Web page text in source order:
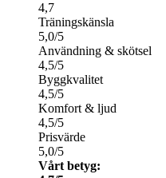
4,7
Träningskänsla
5,0/5
Användning & skötsel
4,5/5
Byggkvalitet
4,5/5
Komfort & ljud
4,5/5
Prisvärde
5,0/5
Vårt betyg: